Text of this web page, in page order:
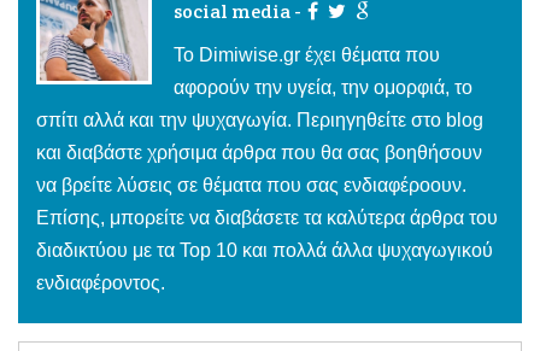
social media -
To Dimiwise.gr έχει θέματα που
αφορούν την υγεία, την ομορφιά, το
σπίτι αλλά και την ψυχαγωγία. Περιηγηθείτε στο blog
και διαβάστε χρήσιμα άρθρα που θα σας βοηθήσουν
να βρείτε λύσεις σε θέματα που σας ενδιαφέροουν.
Επίσης, μπορείτε να διαβάσετε τα καλύτερα άρθρα του
διαδικτύου με τα Top 10 και πολλά άλλα ψυχαγωγικού
ενδιαφέροντος.